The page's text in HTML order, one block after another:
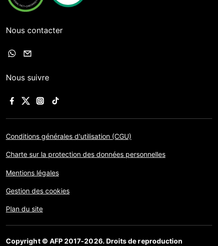
Nous contacter
Nous suivre
Conditions générales d'utilisation (CGU)
Charte sur la protection des données personnelles
Mentions légales
Gestion des cookies
Plan du site
Copyright © AFP 2017-2026. Droits de reproduction